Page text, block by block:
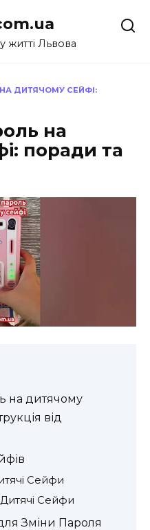
житті Львова
ДИТЯЧОМУ СЕЙФІ:
на
поради та
на дитячому
від
Сейфи
Сейфи
Зміни Пароля